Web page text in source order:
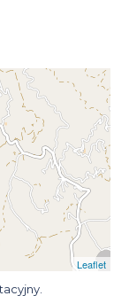
Leaflet